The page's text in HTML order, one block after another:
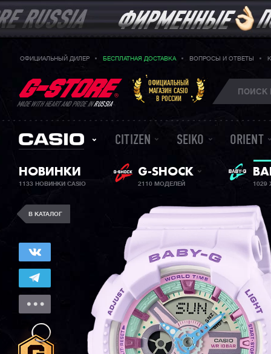
ОФИЦИАЛЬНЫЙ ДИЛЕР БЕСПЛАТНАЯ ДОСТАВКА ВОПРОСЫ И ОТВЕТЫ
MADE WITH HEART AND PRIDE INRUSSIA
ОФИЦИАЛЬНЫЙ
МАГАЗИН CASIO
В РОССИИ
CITIZEN SEIKO ORIENT
НОВИНКИ
1133 НОВИНКИ CASIO
G-SHOCK
2110 МОДЕЛЕЙ 1029
В КАТАЛОГ